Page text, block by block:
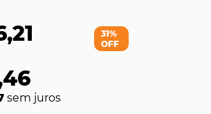
sem juros
31%
OFF